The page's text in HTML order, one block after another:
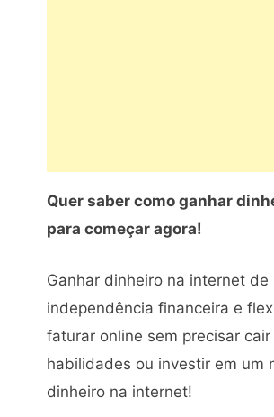
Quer saber como ganhar
para começar agora!
Ganhar dinheiro na internet
independência financeira e
faturar online sem precisar
habilidades ou investir em um
dinheiro na internet!